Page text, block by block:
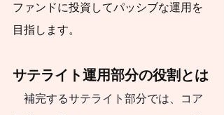
理解、および適切な
金融商品の利用ある
普及活動に従事して
まいりました。
ファンドに投資してパッシブな運用を
目指します。
サテライト運用部分の役割とは
補完するサテライト部分では、コア